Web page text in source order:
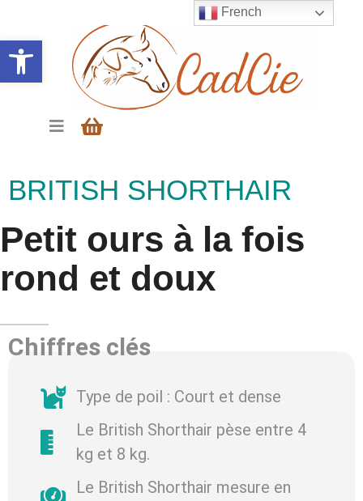
Ouvrir la barre d’outils
BRITISH SHORTHAIR
Petit ours à la fois
rond et doux
Chiffres clés
Type de poil : Court et dense
Le British Shorthair pèse entre 4
kg et 8 kg.
Le British Shorthair mesure en
French